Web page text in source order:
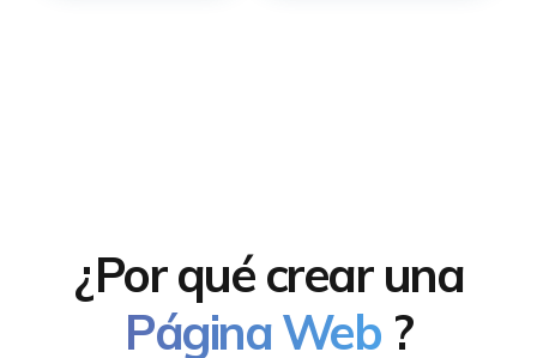
¿Por qué crear una
Página Web ?